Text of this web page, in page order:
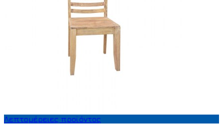
Λεπτομέρειες προϊόντος